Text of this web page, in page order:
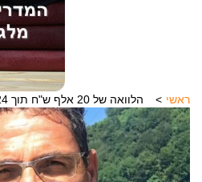
ראשי הלוואה של 20 אלף ש"ח תוך 24 שעות: מדריך מלא לקוראים